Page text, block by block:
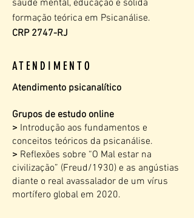
saúde mental, educação e sólida
formação teórica em Psicanálise.
CRP 2747-RJ
ATENDIMENTO
Atendimento psicanalítico
Grupos de estudo online
> Introdução aos fundamentos e
conceitos teóricos da psicanálise.
> Reflexões sobre “O Mal estar na
civilização” (Freud/1930) e as angústias
diante o real avassalador de um vírus
mortífero global em 2020.